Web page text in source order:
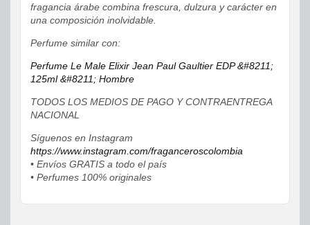
fragancia árabe combina frescura, dulzura y carácter en
una composición inolvidable.
Perfume similar con:
Perfume Le Male Elixir Jean Paul Gaultier EDP &#8211;
125ml &#8211; Hombre
TODOS LOS MEDIOS DE PAGO Y CONTRAENTREGA
NACIONAL
Síguenos en Instagram
https://www.instagram.com/fraganceroscolombia
• Envíos GRATIS a todo el país
• Perfumes 100% originales